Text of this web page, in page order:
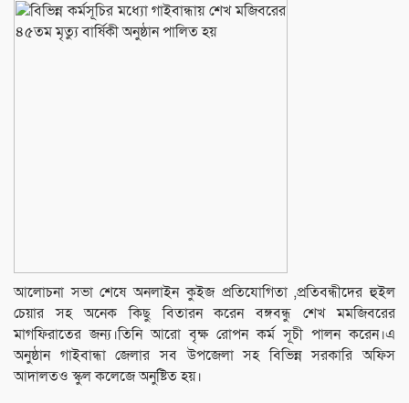
আলোচনা সভা শেষে অনলাইন কুইজ প্রতিযোগিতা ,প্রতিবন্ধীদের হুইল
চেয়ার সহ অনেক কিছু বিতারন করেন বঙ্গবন্ধু শেখ মমজিবরের
মাগফিরাতের জন্য।তিনি আরো বৃক্ষ রোপন কর্ম সূচী পালন করেন।এ
অনুষ্ঠান গাইবান্ধা জেলার সব উপজেলা সহ বিভিন্ন সরকারি অফিস
আদালতও স্কুল কলেজে অনুষ্টিত হয়।